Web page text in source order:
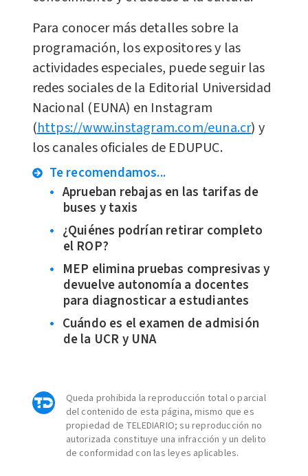
Para conocer más detalles sobre la
programación, los expositores y las
actividades especiales, puede seguir las
redes sociales de la Editorial Universidad
Nacional (EUNA) en Instagram
(https://www.instagram.com/euna.cr) y
los canales oficiales de EDUPUC.
Te recomendamos...
Aprueban rebajas en las tarifas de
buses y taxis
¿Quiénes podrían retirar completo
el ROP?
MEP elimina pruebas compresivas y
devuelve autonomía a docentes
para diagnosticar a estudiantes
Cuándo es el examen de admisión
de la UCR y UNA
Queda prohibida la reproducción total o parcial
del contenido de esta página, mismo que es
propiedad de TELEDIARIO; su reproducción no
autorizada constituye una infracción y un delito
de conformidad con las leyes aplicables.